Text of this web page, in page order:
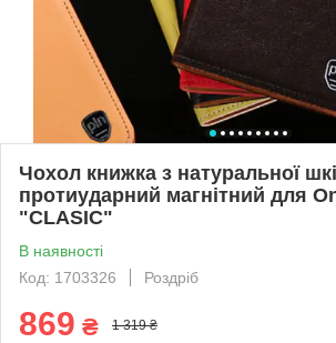
Чохол книжка з натуральної
протиударний магнітний для
"CLASIC"
В наявності
Код: 1703326
Роздріб
869 ₴ 1 319 ₴